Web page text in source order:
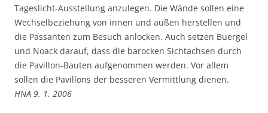
Tageslicht-Ausstellung anzulegen. Die Wände sollen eine
Wechselbeziehung von innen und außen herstellen und
die Passanten zum Besuch anlocken. Auch setzen Buergel
und Noack darauf, dass die barocken Sichtachsen durch
die Pavillon-Bauten aufgenommen werden. Vor allem
sollen die Pavillons der besseren Vermittlung dienen.
HNA 9. 1. 2006